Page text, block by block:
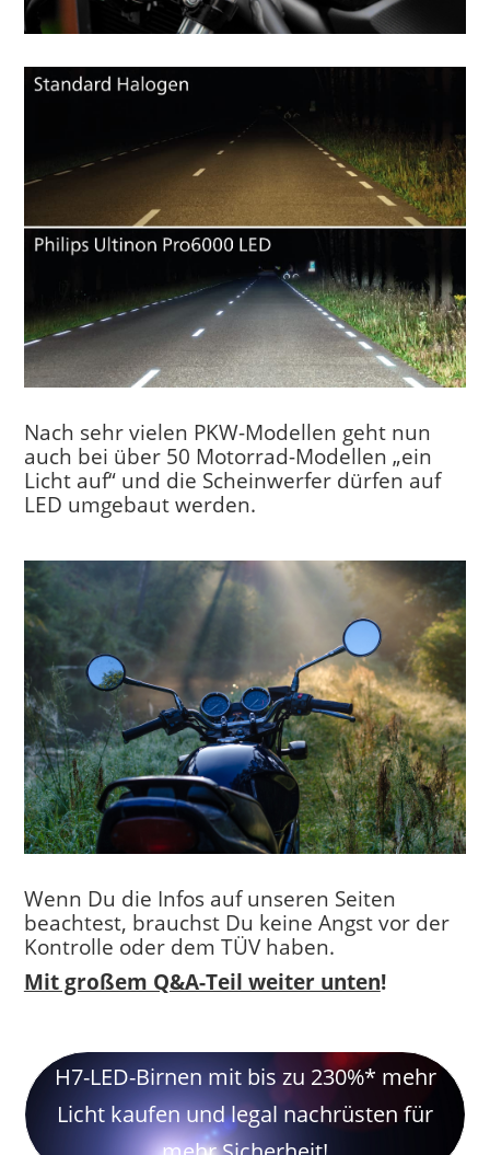
Nach sehr vielen PKW-Modellen geht nun
auch bei über 50 Motorrad-Modellen „ein
Licht auf“ und die Scheinwerfer dürfen auf
LED umgebaut werden.
Wenn Du die Infos auf unseren Seiten
beachtest, brauchst Du keine Angst vor der
Kontrolle oder dem TÜV haben.
Mit großem Q&A-Teil weiter unten!
H7-LED-Birnen mit bis zu 230%* mehr
Licht kaufen und legal nachrüsten für